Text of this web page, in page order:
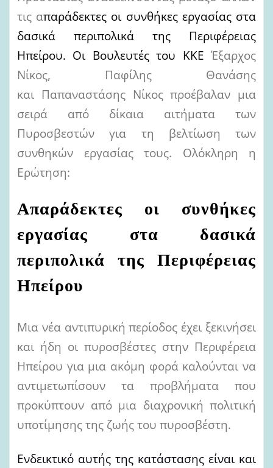
τις απαράδεκτες οι συνθήκες εργασίας στα
δασικά περιπολικά της Περιφέρειας
Ηπείρου. Οι Βουλευτές του ΚΚΕ Έξαρχος
Νίκος, Παφίλης Θανάσης
και Παπαναστάσης Νίκος προέβαλαν μια
σειρά από δίκαια αιτήματα των
Πυροσβεστών για τη βελτίωση των
συνθηκών εργασίας τους. Ολόκληρη η
Ερώτηση:
Απαράδεκτες οι συνθήκες
εργασίας στα δασικά
περιπολικά της Περιφέρειας
Ηπείρου
Μια νέα αντιπυρική περίοδος έχει ξεκινήσει
και ήδη οι πυροσβέστες στην Περιφέρεια
Ηπείρου για μια ακόμη φορά καλούνται να
αντιμετωπίσουν τα προβλήματα που
προκύπτουν από μια διαχρονική πολιτική
υποτίμησης της ζωής του πυροσβέστη.
Ενδεικτικό αυτής της κατάστασης είναι και